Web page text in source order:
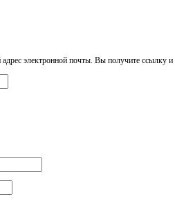
электронной почты. Вы получите ссылку